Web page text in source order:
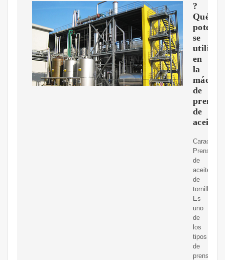
?
Qué
se
utiliza
en
la
de
de
aceite
Prensa
de
aceite
de
tornillo
Es
uno
de
los
tipos
de
prensas